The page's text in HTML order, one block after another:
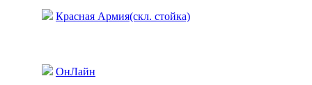
Красная Армия(скл. стойка)
ОнЛайн